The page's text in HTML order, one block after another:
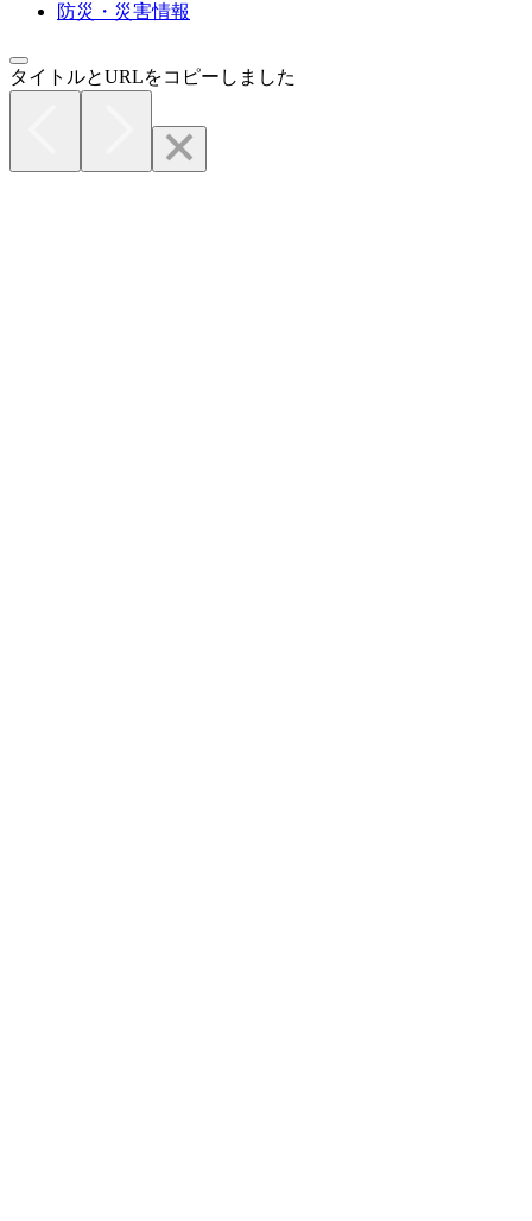
防災・災害情報
タイトルとURLをコピーしました